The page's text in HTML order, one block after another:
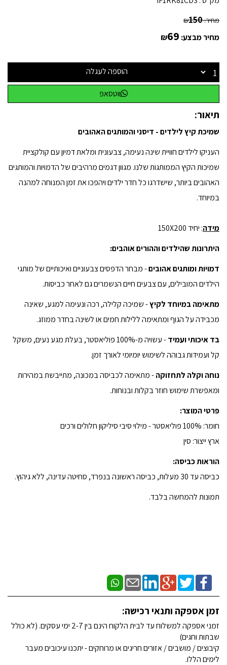
מחיר: ₪150
מחיר מבצע: ₪69
הוספה לעגלה
ווטסאפ
תיאור:
שמיכת קיץ לילדים - דיסני והמותגים האהובים
העניקו לילדים חוויית שינה נעימה, צבעונית ומלאת דמיון עם קולקציית
שמיכות הקיץ הממותגות שלנו. מגוון דגמים מרהיבים של הדמויות והמותגים
האהובים ביותר, שישדרגו כל חדר ילדים ויהפכו את זמן המנוחה למהנה
במיוחד.
מידה: יחיד 150X200
היתרונות שהילדים וההורים אוהבים:
דמויות ומותגים אהובים- מבחר הדפסים צבעוניים ואיכותיים של מותגי
הילדים המובילים, עם צבעים חיים הנשמרים גם לאחר כביסות.
מתאימה במיוחד לקיץ- שמיכה קלילה, רכה ונעימה למגע, שאינה
מכבידה על הגוף ומתאימה ללילות חמים או לשינה בחדר ממוזג.
בד איכותי ועמיד
- עשויה מ-100% פוליאסטר, בעלת מגע נעים, משקל
קל ועמידות גבוהה לשימוש יומיומי לאורך זמן.
נוחה וקלה לתחזוקה- מתאימה לכביסה במכונה, מתייבשת במהירות
ומאפשרת שימוש חוזר בקלות ובנוחות.
פרטי המוצר:
חומר: 100% פוליאסטר - מילוי סיבי סיליקון חלולים ורכים
ארץ ייצור: סין
הוראות כביסה:
כביסה עד 30 מעלות, כביסה ראשונה בנפרד, סחיטה עדינה, ללא גיהוץ.
תמונות להמחשה בלבד.
זמן אספקה ותנאי רכישה:
זמני אספקה למשלוח עד לבית הלקוח הינם בין 2-7 ימי עסקים. (לא כולל
שבתות וחגים)
קיבוצים / מושבים / אזורים חריגים או מרוחקים - יתכנו עיכובים מעבר
לימים הללו.